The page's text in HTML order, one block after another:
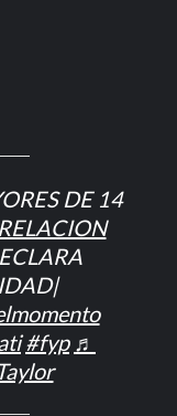
DE 14
#fyp ♬